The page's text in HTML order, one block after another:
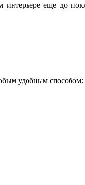
еще до
удобным способом: